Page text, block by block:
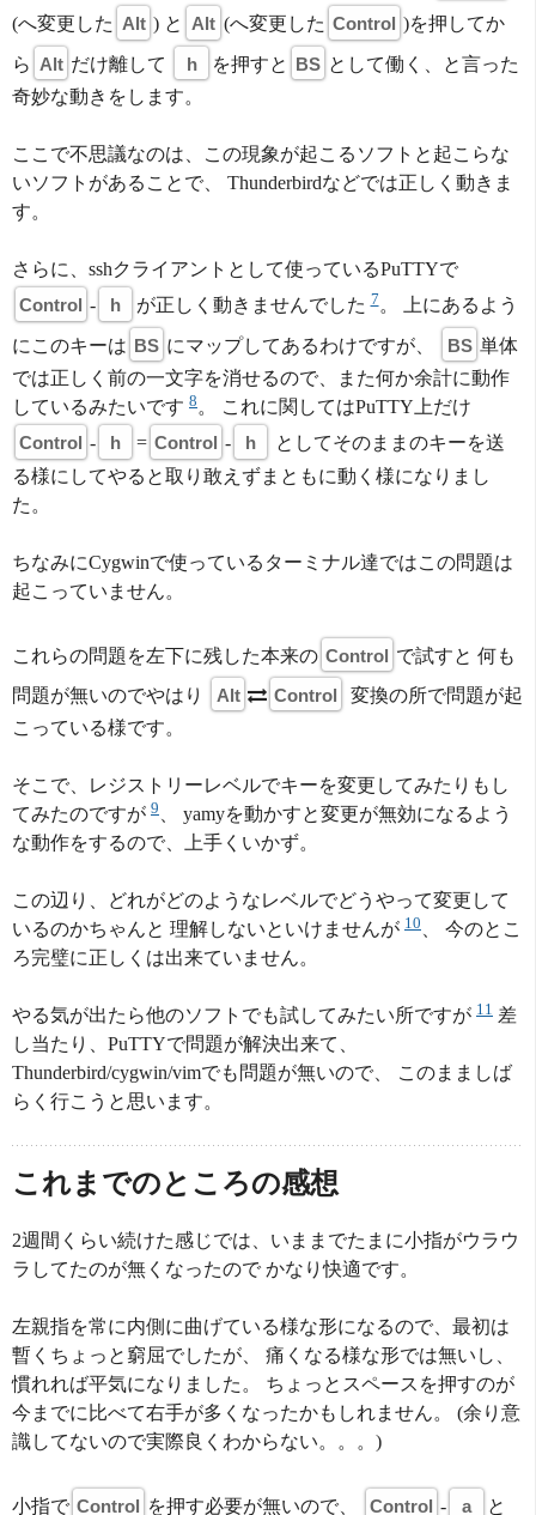
(へ変更した Alt ) と Alt (へ変更した Control )を押してか
ら Alt だけ離して h を押すと BS として働く、と言った
奇妙な動きをします。
ここで不思議なのは、この現象が起こるソフトと起こらな
いソフトがあることで、 Thunderbirdなどでは正しく動きま
す。
さらに、sshクライアントとして使っているPuTTYで
Control - h が正しく動きませんでした7。 上にあるよう
にこのキーは BS にマップしてあるわけですが、 BS 単体
では正しく前の一文字を消せるので、また何か余計に動作
しているみたいです 8 。 これに関してはPuTTY上だけ
Control - h = Control - h
としてそのままのキーを送
る様にしてやると取り敢えずまともに動く様になりまし
た。
ちなみにCygwinで使っているターミナル達ではこの問題は
起こっていません。
これらの問題を左下に残した本来の Control で試すと 何も
問題が無いのでやはり
Alt Control
変換の所で問題が起
こっている様です。
そこで、レジストリーレベルでキーを変更してみたりもし
てみたのですが 9 、 yamyを動かすと変更が無効になるよう
な動作をするので、上手くいかず。
この辺り、どれがどのようなレベルでどうやって変更して
いるのかちゃんと 理解しないといけませんが 10 、 今のとこ
ろ完璧に正しくは出来ていません。
やる気が出たら他のソフトでも試してみたい所ですが 11 差
し当たり、PuTTYで問題が解決出来て、
Thunderbird/cygwin/vimでも問題が無いので、 このまましば
らく行こうと思います。
これまでのところの感想
2週間くらい続けた感じでは、いままでたまに小指がウラウ
ラしてたのが無くなったので かなり快適です。
左親指を常に内側に曲げている様な形になるので、最初は
暫くちょっと窮屈でしたが、 痛くなる様な形では無いし、
慣れれば平気になりました。 ちょっとスペースを押すのが
今までに比べて右手が多くなったかもしれません。 (余り意
識してないので実際良くわからない。。。)
小指で Control を押す必要が無いので、 Control - a と